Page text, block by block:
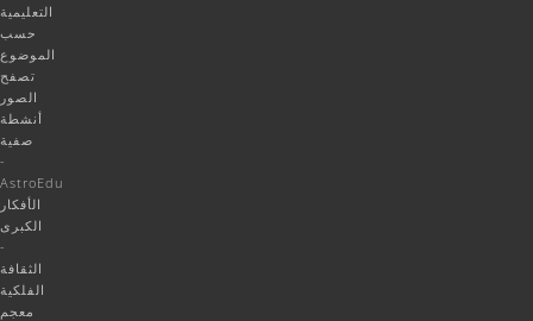
التعليمية
حسب
الموضوع
تصفح
الصور
أنشطة
صفية
-
AstroEdu
الأفكار
الكبرى
-
الثقافة
الفلكية
معجم